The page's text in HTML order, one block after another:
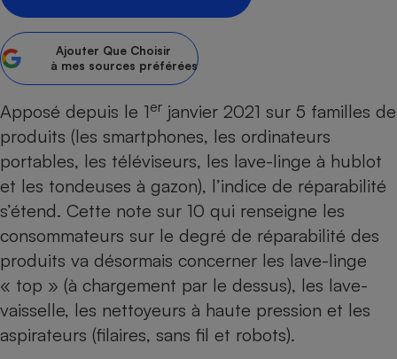
Ajouter Que Choisir
à mes sources préférées
Apposé depuis le 1er janvier 2021 sur 5 familles de
produits (les smartphones, les ordinateurs
portables, les téléviseurs, les lave-linge à hublot
et les tondeuses à gazon), l’indice de réparabilité
s’étend. Cette note sur 10 qui renseigne les
consommateurs sur le degré de réparabilité des
produits va désormais concerner les lave-linge
« top » (à chargement par le dessus), les lave-
vaisselle, les nettoyeurs à haute pression et les
aspirateurs (filaires, sans fil et robots).
bouteille
Banque
Lave-linge
Téléviseur
Matelas
Radiateur électrique
Antimoustique